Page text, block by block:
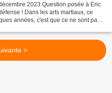
2023 Question posée à Eric
! Dans les arts martiaux, ce
années, c'est que ce ne sont pas
>